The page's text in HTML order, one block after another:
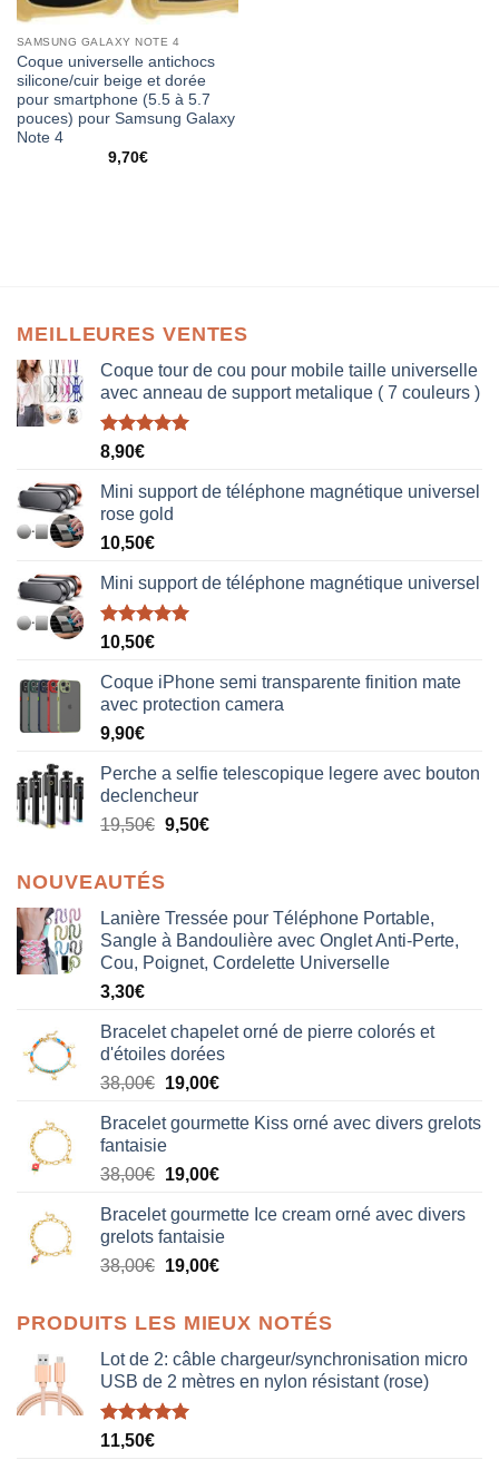
SAMSUNG GALAXY NOTE 4
Coque universelle antichocs
silicone/cuir beige et dorée
pour smartphone (5.5 à 5.7
pouces) pour Samsung Galaxy
Note 4
9,70€
MEILLEURES VENTES
Coque tour de cou pour mobile taille universelle
avec anneau de support metalique ( 7 couleurs )
Note5.00
8,90€
Mini support de téléphone magnétique universel
rose gold
10,50€
Mini support de téléphone magnétique universel
Note5.00
10,50€
Coque iPhone semi transparente finition mate
avec protection camera
9,90€
Perche a selfie telescopique legere avec bouton
declencheur
19,50€ 9,50€
NOUVEAUTÉS
Lanière Tressée pour Téléphone Portable,
Sangle à Bandoulière avec Onglet Anti-Perte,
Cou, Poignet, Cordelette Universelle
3,30€
Bracelet chapelet orné de pierre colorés et
d'étoiles dorées
38,00€ Le
initial
était :
38,00€.
19,00€Le
actuel
19,00€.
Bracelet gourmette Kiss orné avec divers grelots
fantaisie
38,00€ Le
initial
était :
38,00€.
19,00€Le
actuel
est :
19,00€.
Bracelet gourmette Ice cream orné avec divers
grelots fantaisie
38,00€ Le
était :
38,00€.
19,00€Le
est :
19,00€.
PRODUITS LES MIEUX NOTÉS
Lot de 2: câble chargeur/synchronisation micro
USB de 2 mètres en nylon résistant (rose)
Note5.00
11,50€